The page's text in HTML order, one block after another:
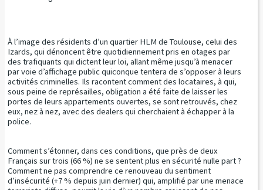
À l’image des résidents d’un quartier HLM de Toulouse, celui des
Izards, qui dénoncent être quotidiennement pris en otages par
des trafiquants qui dictent leur loi, allant même jusqu’à menacer
par voie d’affichage public quiconque tentera de s’opposer à leurs
activités criminelles. Ils racontent comment des locataires, à qui,
sous peine de représailles, obligation a été faite de laisser les
portes de leurs appartements ouvertes, se sont retrouvés, chez
eux, nez à nez, avec des dealers qui cherchaient à échapper à la
police.
Comment s’étonner, dans ces conditions, que près de deux
Français sur trois (66 %) ne se sentent plus en sécurité nulle part ?
Comment ne pas comprendre ce renouveau du sentiment
d’insécurité (+7 % depuis juin dernier) qui, amplifié par une menace